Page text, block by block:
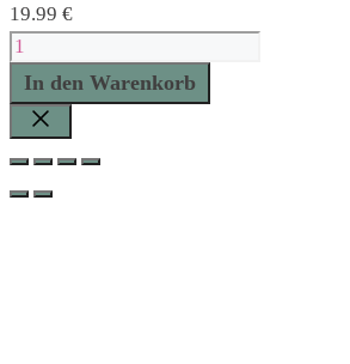
19.99 €
SchwaaBa
Kerb
Menge
In den Warenkorb
Schließen